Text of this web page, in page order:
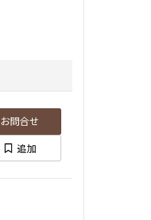
お問合せ
追加